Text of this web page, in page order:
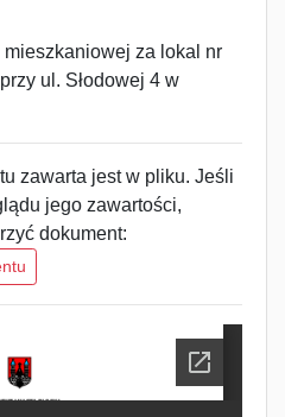
mieszkaniowej za lokal nr
ul. Słodowej 4 w
zawarta jest w pliku. Jeśli
jego zawartości,
dokument: